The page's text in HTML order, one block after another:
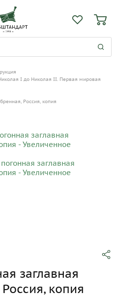
I до Николая II. Первая мировая
Россия, копия
заглавная
копия